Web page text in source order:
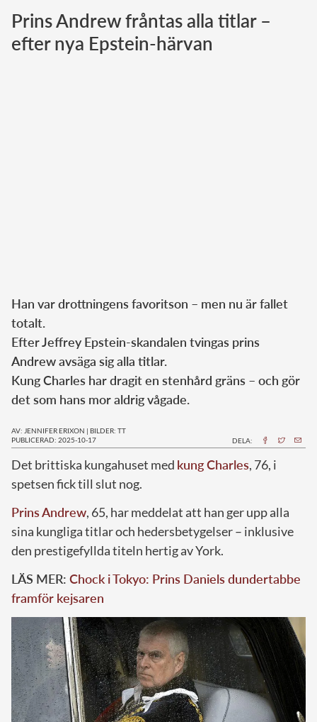
Norska kungahuset
Danska kungahuset
Prins Andrew fråntas alla titlar –
efter nya Epstein-härvan
Han var drottningens favoritson – men nu är fallet
totalt.
Efter Jeffrey Epstein-skandalen tvingas prins
Andrew avsäga sig alla titlar.
Kung Charles har dragit en stenhård gräns – och gör
det som hans mor aldrig vågade.
AV: JENNIFER ERIXON | BILDER: TT
PUBLICERAD: 2025-10-17
DELA:
Det brittiska kungahuset med kung Charles, 76, i
spetsen fick till slut nog.
Prins Andrew, 65, har meddelat att han ger upp alla
sina kungliga titlar och hedersbetygelser – inklusive
den prestigefyllda titeln hertig av York.
LÄS MER: Chock i Tokyo: Prins Daniels dundertabbe
framför kejsaren